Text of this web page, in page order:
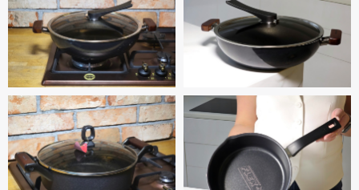
Навигация: Каталог:
Двойный сковороды
Сковороды
Кастрюли
Аксессуары, крышки
Выгодные комплекты
Ножи и разделочные доски
Новинки
Хиты продаж
Главная
Специальные предложения
Каталог
О компании
Отзывы
Как оформить заказ
Доставка
Гарантия
Рассрочка